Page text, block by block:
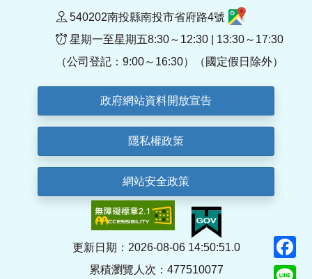
540202南投縣南投市省府路4號
星期一至星期五8:30～12:30 | 13:30～17:30
（公司登記：9:00～16:30）（國定假日除外）
政府網站資料開放宣告
隱私權政策
網站安全政策
更新日期：2026-08-06 14:50:51.0
累積瀏覽人次：477510077